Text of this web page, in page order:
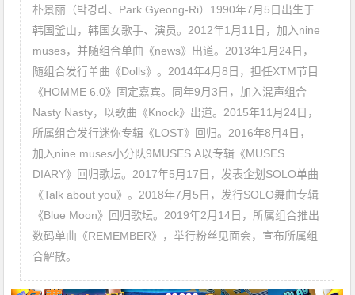
朴景丽（박경리、Park Gyeong-Ri）1990年7月5日出生于
韩国釜山，韩国女歌手、演员。2012年1月11日，加入nine
muses，并随组合单曲《news》出道。2013年1月24日，
随组合发行单曲《Dolls》。2014年4月8日，担任XTM节目
《HOMME 6.0》固定嘉宾。同年9月3日，加入混声组合
Nasty Nasty，以歌曲《Knock》出道。2015年11月24日，
所属组合发行迷你专辑《LOST》回归。2016年8月4日，
加入nine muses小分队9MUSES A以专辑《MUSES
DIARY》回归歌坛。2017年5月17日，发表企划SOLO单曲
《Talk about you》。2018年7月5日，发行SOLO舞曲专辑
《Blue Moon》回归歌坛。2019年2月14日，所属组合推出
数码单曲《REMEMBER》，举行粉丝见面会，宣布所属组
合解散。